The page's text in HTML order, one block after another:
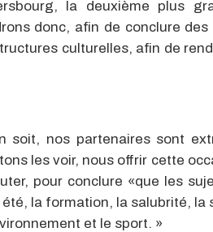
la deuxième plus
donc, afin de conclure
culturelles, afin de
soit, nos partenaires sont
les voir, nous offrir cette
pour conclure «que les
été, la formation, la salubrité,
et le sport. »